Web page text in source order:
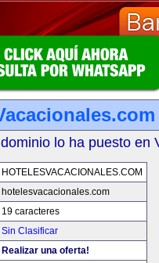
lo ha puesto en
HOTELESVACACIONALES.COM
hotelesvacacionales.com
19 caracteres
Sin Clasificar
Realizar una oferta!